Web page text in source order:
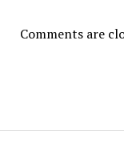
Comments are